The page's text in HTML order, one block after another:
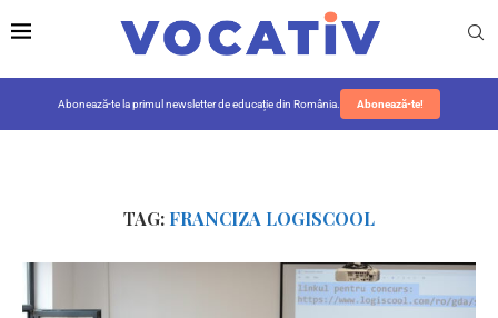
Abonează-te la primul newsletter de educație din România. Abonează-te!
TAG: FRANCIZA LOGISCOOL